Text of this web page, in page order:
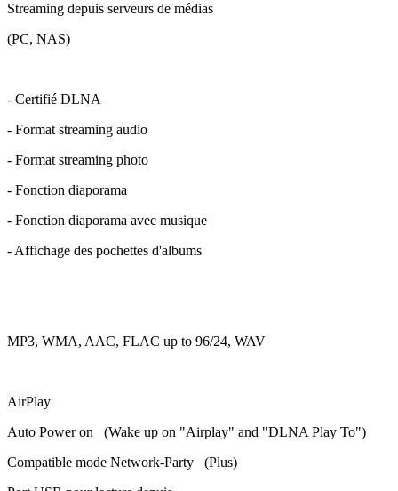
Streaming depuis serveurs de médias
(PC, NAS)
- Certifié DLNA
- Format streaming audio
- Format streaming photo
- Fonction diaporama
- Fonction diaporama avec musique
- Affichage des pochettes d'albums
MP3, WMA, AAC, FLAC up to 96/24, WAV
AirPlay
Auto Power on (Wake up on "Airplay" and "DLNA Play To")
Compatible mode Network-Party (Plus)